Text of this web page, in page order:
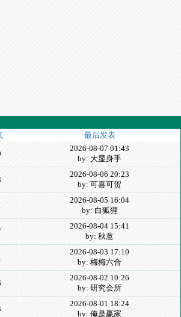
最后发表
2026-08-07 01:43
by: 大显身手
2026-08-06 20:23
by: 可喜可贺
2026-08-05 16:04
by: 白狐狸
2026-08-04 15:41
by: 秋意
2026-08-03 17:10
by: 梅梅六合
2026-08-02 10:26
by: 研究会所
2026-08-01 18:24
by: 俺是赢家